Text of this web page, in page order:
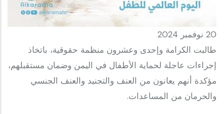
20 نوفمبر 2024
طالبت الكرامة وإحدى وعشرون منظمة حقوقية، باتخاذ
إجراءات عاجلة لحماية الأطفال في اليمن وضمان مستقبلهم،
مؤكدة أنهم يعانون من العنف والتجنيد والعنف الجنسي
والحرمان من المساعدات.